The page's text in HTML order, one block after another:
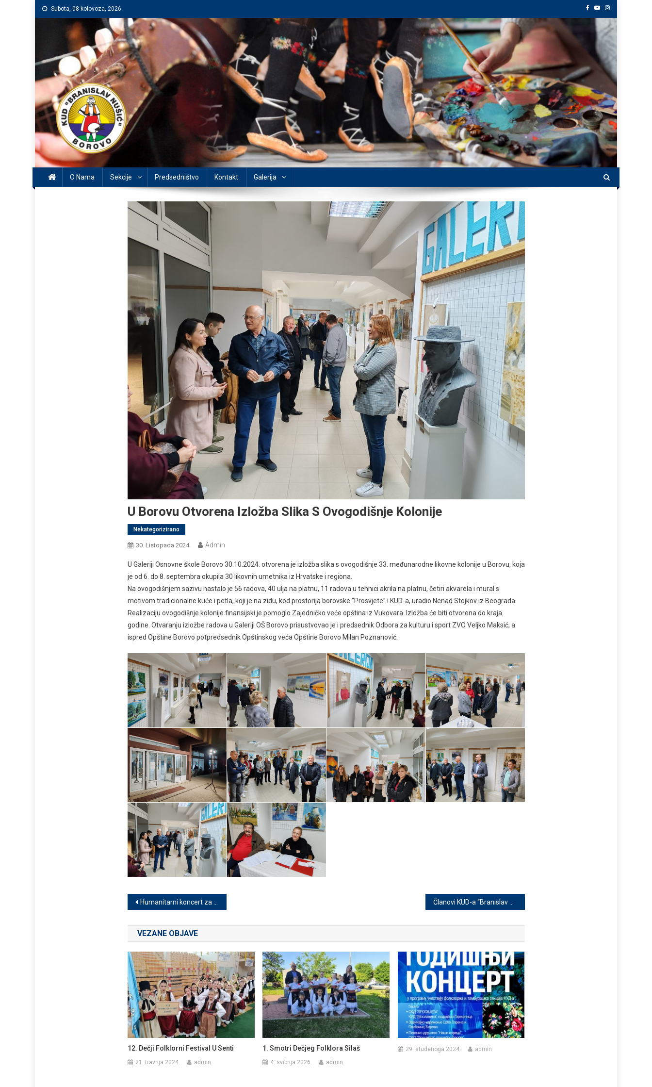
Preskočite
na
Subota, 08 kolovoza, 2026
O Nama Sekcije Predsedništvo Kontakt Galerija
U Borovu Otvorena Izložba Slika S Ovogodišnje Kolonije
Nekategorizirano
30. Listopada 2024. Admin
U Galeriji Osnovne škole Borovo 30.10.2024. otvorena je izložba slika s ovogodišnje 33. međunarodne likovne kolonije u Borovu, koja
je od 6. do 8. septembra okupila 30 likovnih umetnika iz Hrvatske i regiona.
Na ovogodišnjem sazivu nastalo je 56 radova, 40 ulja na platnu, 11 radova u tehnici akrila na platnu, četiri akvarela i mural s
motivom tradicionalne kuće i petla, koji je na zidu, kod prostorija borovske “Prosvjete” i KUD-a, uradio Nenad Stojkov iz Beograda.
Realizaciju ovogodišnje kolonije finansijski je pomoglo Zajedničko veće opština iz Vukovara. Izložba će biti otvorena do kraja
godine. Otvaranju izložbe radova u Galeriji OŠ Borovo prisustvovao je i predsednik Odbora za kulturu i sport ZVO Veljko Maksić, a
ispred Opštine Borovo potpredsednik Opštinskog veća Opštine Borovo Milan Poznanović.
Navigacija
objava
Humanitarni koncert za Miloša “Smotra dečjeg folklora, Bobota 2024.” 26. oktobar 2024.
VEZANE OBJAVE
12. Dečji Folklorni Festival U Senti
21. travnja 2024. admin
1. Smotri Dečjeg Folklora Silaš
4. svibnja 2026. admin
29. studenoga 2024. admin